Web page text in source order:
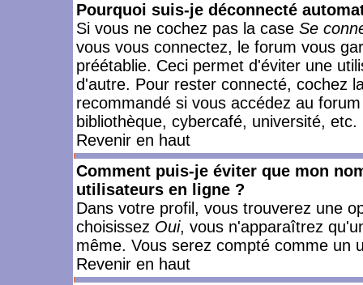
Pourquoi suis-je déconnecté
Si vous ne cochez pas la case Se
vous vous connectez, le forum vous
préétablie. Ceci permet d'éviter une
d'autre. Pour rester connecté, cochez
recommandé si vous accédez au
bibliothèque, cybercafé, université, etc.
Revenir en haut
Comment puis-je éviter que mon
utilisateurs en ligne ?
Dans votre profil, vous trouverez une
choisissez Oui, vous n'apparaîtrez
même. Vous serez compté comme un
Revenir en haut